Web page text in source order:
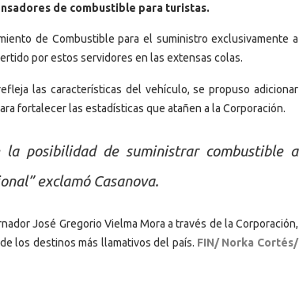
de combustible para turistas.
de Combustible para el suministro exclusivamente a
por estos servidores en las extensas colas.
las características del vehículo, se propuso adicionar
fortalecer las estadísticas que atañen a la Corporación.
posibilidad de suministrar combustible a
exclamó Casanova.
José Gregorio Vielma Mora a través de la Corporación,
los destinos más llamativos del país. FIN/ Norka Cortés/